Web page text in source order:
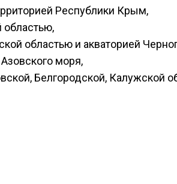
Республики Крым,
областью,
областью и акваторией
моря,
Белгородской, Калужской